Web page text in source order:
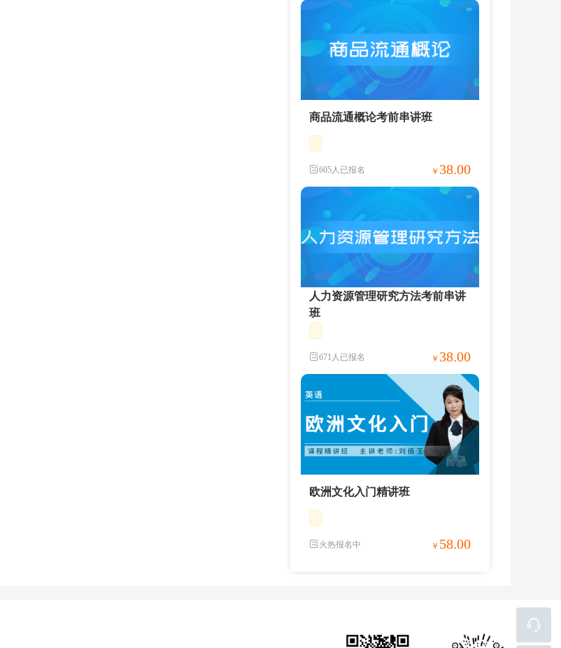
商品流通概论考前串讲班
605人已报名 ￥ 38.00
人力资源管理研究方法考前串讲
班
671人已报名 ￥ 38.00
欧洲文化入门精讲班
火热报名中 ￥ 58.00